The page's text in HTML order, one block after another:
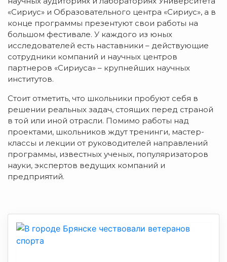
«Сириус» и Образовательного центра «Сириус», а в
конце программы презентуют свои работы на
большом фестивале. У каждого из юных
исследователей есть наставники – действующие
сотрудники компаний и научных центров
партнеров «Сириуса» – крупнейших научных
институтов.
Стоит отметить, что школьники пробуют себя в
решении реальных задач, стоящих перед страной
в той или иной отрасли. Помимо работы над
проектами, школьников ждут тренинги, мастер-
классы и лекции от руководителей направлений
программы, известных ученых, популяризаторов
науки, экспертов ведущих компаний и
предприятий.